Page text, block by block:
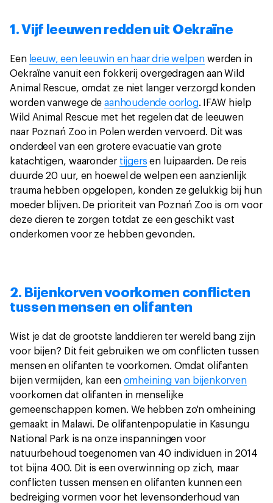
1. Vijf leeuwen redden uit Oekraïne
Een leeuw, een leeuwin en haar drie welpen werden in
Oekraïne vanuit een fokkerij overgedragen aan Wild
Animal Rescue, omdat ze niet langer verzorgd konden
worden vanwege deaanhoudende oorlog. IFAW hielp
Wild Animal Rescue met het regelen dat de leeuwen
naar Poznań Zoo in Polen werden vervoerd. Dit was
onderdeel van een grotere evacuatie van grote
katachtigen, waaronder tijgers en luipaarden. De reis
duurde 20 uur, en hoewel de welpen een aanzienlijk
trauma hebben opgelopen, konden ze gelukkig bij hun
moeder blijven. De prioriteit van Poznań Zoo is om voor
deze dieren te zorgen totdat ze een geschikt vast
onderkomen voor ze hebben gevonden.
2. Bijenkorven voorkomen conflicten
tussen mensen en olifanten
Wist je dat de grootste landdieren ter wereld bang zijn
voor bijen? Dit feit gebruiken we om conflicten tussen
mensen en olifanten te voorkomen. Omdat olifanten
bijen vermijden, kan een omheining van bijenkorven
voorkomen dat olifanten in menselijke
gemeenschappen komen. We hebben zo'n omheining
gemaakt in Malawi. De olifantenpopulatie in Kasungu
National Park is na onze inspanningen voor
natuurbehoud toegenomen van 40 individuen in 2014
tot bijna 400. Dit is een overwinning op zich, maar
conflicten tussen mensen en olifanten kunnen een
bedreiging vormen voor het levensonderhoud van